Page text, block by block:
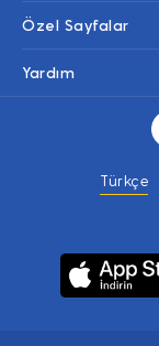
Özel Sayfalar
Yardım
Türkçe